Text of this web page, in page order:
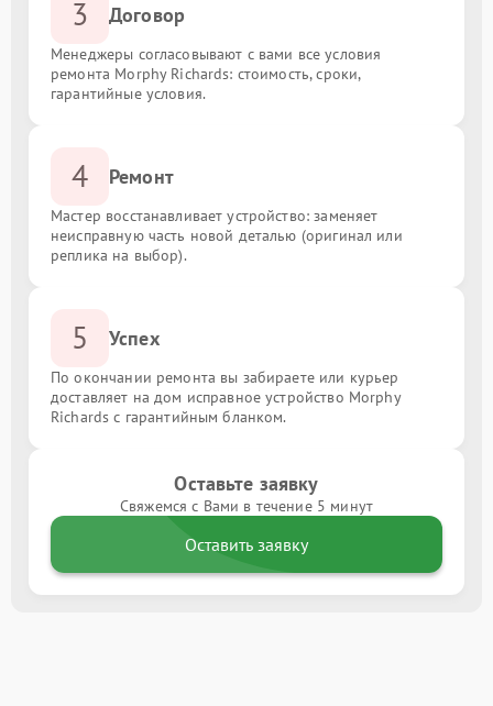
3 Договор
Менеджеры согласовывают с вами все условия
ремонта Morphy Richards: стоимость, сроки,
гарантийные условия.
4 Ремонт
Мастер восстанавливает устройство: заменяет
неисправную часть новой деталью (оригинал или
реплика на выбор).
5 Успех
По окончании ремонта вы забираете или курьер
доставляет на дом исправное устройство Morphy
Richards с гарантийным бланком.
Оставьте заявку
Свяжемся с Вами в течение 5 минут
Оставить заявку